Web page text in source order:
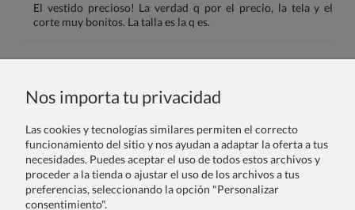
El vestido precioso! La verdad q por el precio, la tela y el
corte muy bonitos. La talla es la q es.
Tu reseña:
Nos importa tu privacidad
Las cookies y tecnologías similares permiten el correcto
funcionamiento del sitio y nos ayudan a adaptar la oferta a tus
necesidades. Puedes aceptar el uso de todos estos archivos y
proceder a la tienda o ajustar el uso de los archivos a tus
preferencias, seleccionando la opción "Personalizar
consentimiento".